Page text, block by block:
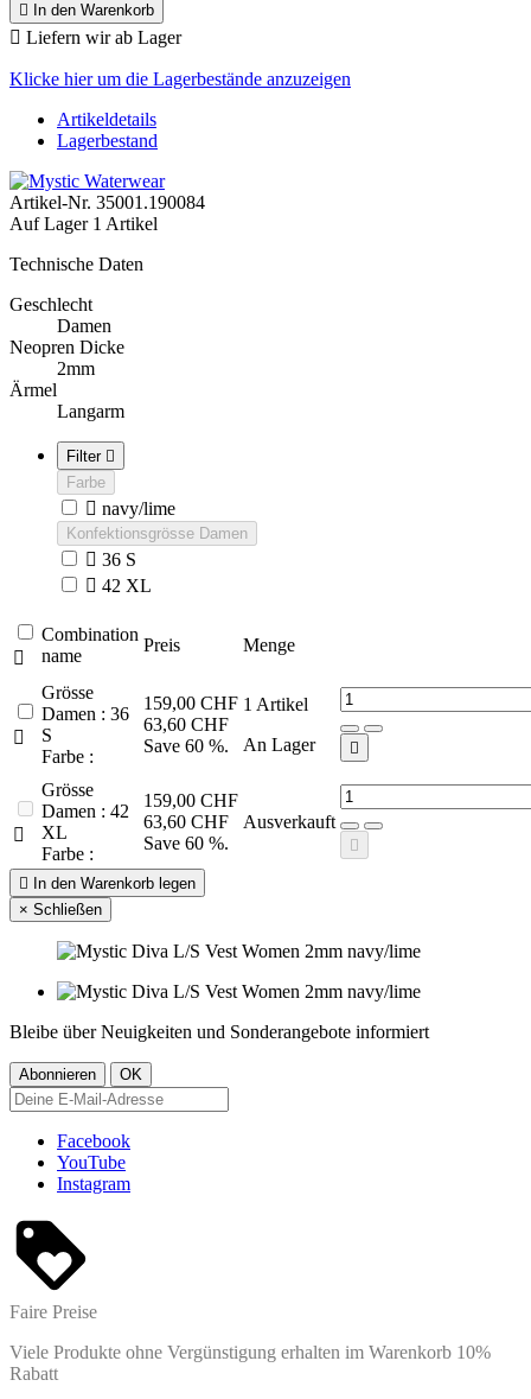
 In den Warenkorb
 Liefern wir ab Lager
Klicke hier um die Lagerbestände anzuzeigen
Artikeldetails
Lagerbestand
Artikel-Nr. 35001.190084
Auf Lager 1 Artikel
Technische Daten
Geschlecht
Damen
Neopren Dicke
2mm
Ärmel
Langarm
Filter 
Farbe
 navy/lime
Konfektionsgrösse Damen
 36 S
 42 XL

Combination
name
Preis Menge

Grösse
Damen : 36
S
Farbe :
159,00 CHF
63,60 CHF
Save 60 %.
1 Artikel
An Lager


Grösse
Damen : 42
XL
Farbe :
159,00 CHF
63,60 CHF
Save 60 %.
Ausverkauft


In den Warenkorb legen
× Schließen
Bleibe über Neuigkeiten und Sonderangebote informiert
Facebook
YouTube
Instagram
Faire Preise
Viele Produkte ohne Vergünstigung erhalten im Warenkorb 10%
Rabatt